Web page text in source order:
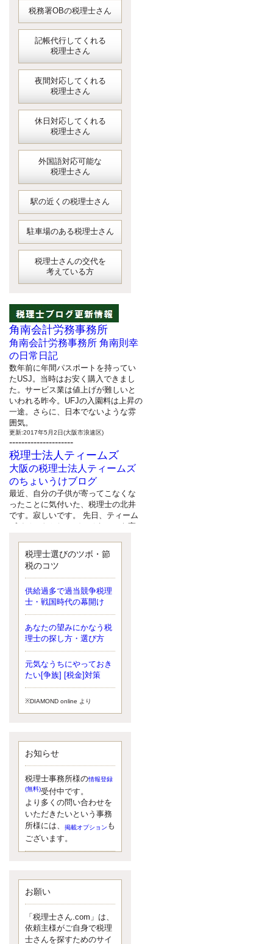
税務署OBの税理士さん
記帳代行してくれる
税理士さん
夜間対応してくれる
税理士さん
休日対応してくれる
税理士さん
外国語対応可能な
税理士さん
駅の近くの税理士さん
駐車場のある税理士さん
税理士さんの交代を
考えている方
角南会計労務事務所
角南会計労務事務所 角南則幸
の日常日記
数年前に年間パスポートを持ってい
たUSJ。当時はお安く購入できまし
た。サービス業は値上げが難しいと
いわれる昨今。UFJの入園料は上昇の
一途。さらに、日本でないような雰
囲気。
更新:2017年5月2日(大阪市浪速区)
---------------------
税理士法人ティームズ
大阪の税理士法人ティームズ
のちょいうけブログ
最近、自分の子供が寄ってこなくな
ったことに気付いた、税理士の北井
です。寂しいです。 先日、ティーム
ズイベントとしてバーベキューを実
と思いましたが、そこはセンスある
後のブロガーに任せようと思いま
更新:2017年5月1日(大阪市北区)
---------------------
サクセス会計事務所
サクセス税理士のお役立ちブ
ログ
平成２７年１月１日以降開始の相続
より、相続税の基礎控除額（相続税
が課税されない遺産の上限額）が縮
小されたため、お亡くなりになった
更新:2017年5月1日(大阪市中央区)
---------------------
湘南のぽっちゃり女性税理士
松村文子と湘南ＢＵ
また最近、税理士試験のご相談を受
けることおおくなりました。受験申
し込み受け付け開始になるからです
ね。勉強したが、中途半端なので、
受験が無駄に思っている人もいるよ
うです。まず、私ならダメと思う前
に、全力で勝負してみたいです！
更新:2017年5月1日(神奈川県藤沢市)
---------------------
イクメン税理士による税金ブ
ログです。
なくて七クセ 目は口ほどにモノを言
う 色んなことわざがありますが、無
意識に出ている身体のサイン。 心理
学では、ちゃんと意味があるようで
税理士選びのツボ・節
税のコツ
供給過多で過当競争税理
士・戦国時代の幕開け
あなたの望みにかなう税
理士の探し方・選び方
元気なうちにやっておき
たい[争族] [税金]対策
※DIAMOND online より
お知らせ
税理士事務所様の情報登録
(無料)受付中です。
より多くの問い合わせを
いただきたいという事務
所様には、
掲載オプション も
ございます。
お願い
「税理士さん.com」は、
依頼主様がご自身で税理
士さんを探すためのサイ